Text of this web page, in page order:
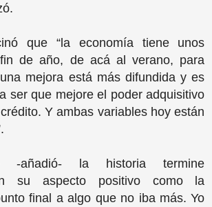
que “la economía tiene unos
de año, de acá al verano, para
mejora está más difundida y es
ser que mejore el poder adquisitivo
Y ambas variables hoy están
-añadió- la historia termine
su aspecto positivo como la
final a algo que no iba más. Yo